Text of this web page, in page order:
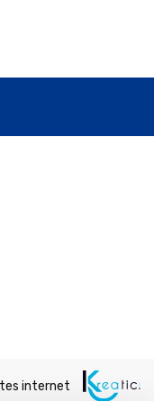
internet